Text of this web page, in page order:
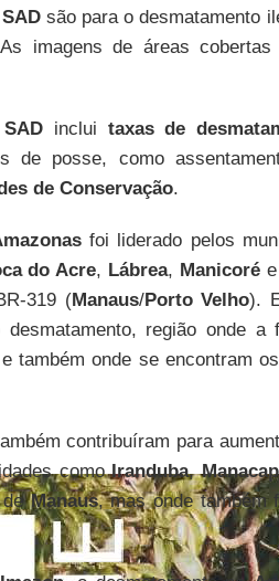
SADsão para o desmatamento
imagens de áreas
SAD inclui taxas de
de posse, como
de Conservação.
foi liderado pelos
do Acre, Lábrea, Manicoré e
319 (Manaus/Porto Velho).
região onde a
também onde se encontram
contribuíram para
comoIranduba,
deManaus, mas onde também